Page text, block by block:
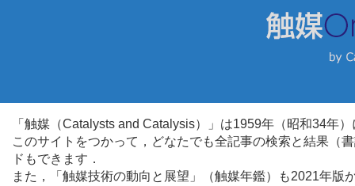
「触媒（Catalysts and Catalysis）」は1959年（昭和34年
このサイトをつかって，どなたでも全記事の検索と結果（
ドもできます．
また，「触媒技術の動向と展望」（触媒年鑑）も2021年